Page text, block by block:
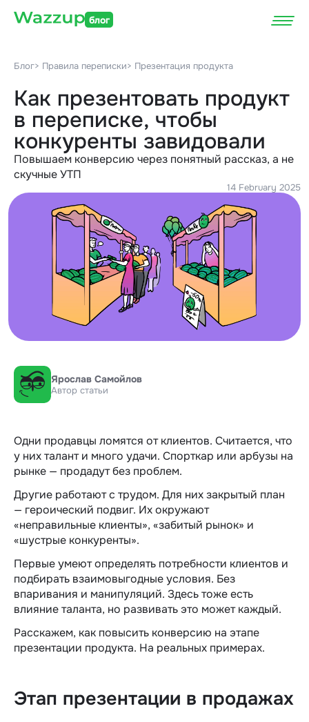
блог
Блог> Правила переписки> Презентация продукта
Как презентовать продукт
в переписке, чтобы
конкуренты завидовали
Повышаем конверсию через понятный рассказ, а не
скучные УТП
14 February 2025
Ярослав Самойлов
Автор статьи
Одни продавцы ломятся от клиентов. Считается, что
у них талант и много удачи. Спорткар или арбузы на
рынке — продадут без проблем.
Другие работают с трудом. Для них закрытый план
— героический подвиг. Их окружают
«‎неправильные клиенты», «‎забитый рынок» и
«‎шустрые конкуренты».
Первые умеют определять потребности клиентов и
подбирать взаимовыгодные условия. Без
впаривания и манипуляций. Здесь тоже есть
влияние таланта, но развивать это может каждый.
Расскажем, как повысить конверсию на этапе
презентации продукта. На реальных примерах.
Этап презентации в продажах